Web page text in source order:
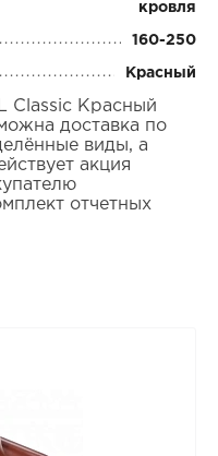
кровля
160-250
Красный
Classic Красный
доставка по
виды, а
акция
отчетных